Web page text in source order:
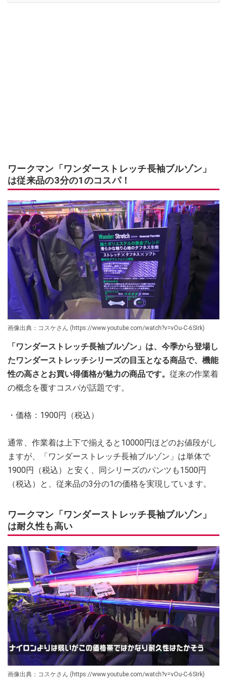
ワークマン「ワンダーストレッチ長袖ブルゾン」
は従来品の3分の1のコスパ！
画像出典：コスケさん (https://www.youtube.com/watch?v=vOu-C-6SIrk)
「ワンダーストレッチ長袖ブルゾン」は、今季から登場し
たワンダーストレッチシリーズの目玉となる商品で、機能
性の高さとお買い得価格が魅力の商品です。 従来の作業着
の概念を覆すコスパが話題です。
・価格：1900円（税込）
通常、作業着は上下で揃えると10000円ほどのお値段がし
ますが、「ワンダーストレッチ長袖ブルゾン」は単体で
1900円（税込）と安く、同シリーズのパンツも1500円
（税込）と、従来品の3分の1の価格を実現しています。
ワークマン「ワンダーストレッチ長袖ブルゾン」
は耐久性も高い
画像出典：コスケさん (https://www.youtube.com/watch?v=vOu-C-6SIrk)